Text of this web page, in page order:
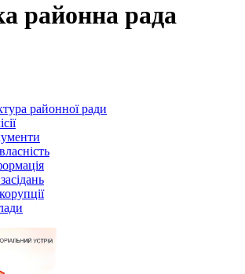
районна рада
районної ради